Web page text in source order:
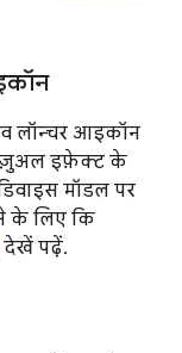
लॉन्चर आइकॉन
इफ़ेक्ट के
मॉडल पर
के लिए कि
देखें पढ़ें.